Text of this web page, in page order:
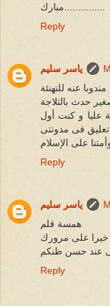
...............مبارك
Reply
ياسر سليم
عليا و كنت أول
Reply
ياسر سليم
همسة قلم
عند حسن ظنكم
Reply